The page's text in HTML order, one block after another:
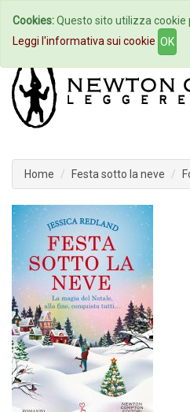
Home Autori
Home Festa sotto la neve
Cookies:Questo sito utilizza cookie
Leggi l'informativa sui cookie OK